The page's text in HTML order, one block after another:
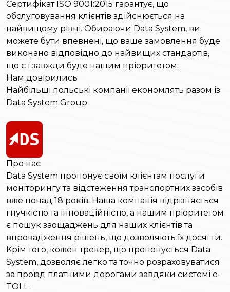
Сертифікат ISO 9001:2015 гарантує, що
обслуговування клієнтів здійснюється на
найвищому рівні. Обираючи Data System, ви
можете бути впевнені, що ваше замовлення буде
виконано відповідно до найвищих стандартів,
що є і завжди буде нашим пріоритетом.
Нам довірились
Найбільші польські компанії економлять разом із
Data System Group
Про нас
Data System пропонує своїм клієнтам послуги
моніторингу та відстеження транспортних засобів
вже понад 18 років. Наша компанія відрізняється
гнучкістю та інноваційністю, а нашим пріоритетом
є пошук заощаджень для наших клієнтів та
впровадження рішень, що дозволяють їх досягти.
Крім того, кожен трекер, що пропонується Data
System, дозволяє легко та точно розраховуватися
за проїзд платними дорогами завдяки системі e-
TOLL.